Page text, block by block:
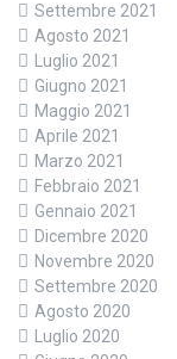
Settembre 2021
Agosto 2021
Luglio 2021
Giugno 2021
Maggio 2021
Aprile 2021
Marzo 2021
Febbraio 2021
Gennaio 2021
Dicembre 2020
Novembre 2020
Settembre 2020
Agosto 2020
Luglio 2020